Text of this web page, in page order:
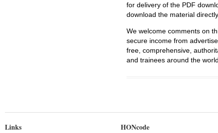
for delivery of the PDF
download the material
We welcome comments on
secure income from
free, comprehensive,
and trainees around the
Links HONcode